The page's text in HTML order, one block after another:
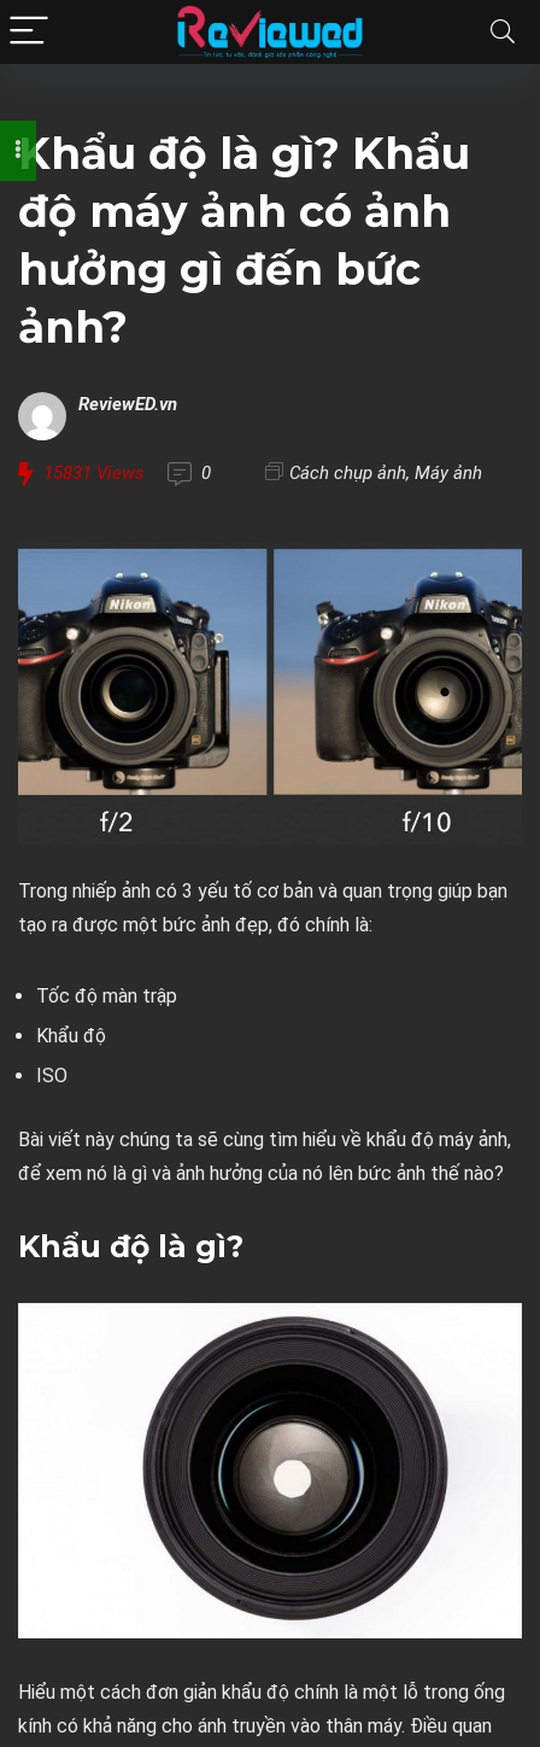
Khẩu độ là gì? Khẩu
độ máy ảnh có ảnh
hưởng gì đến bức
ảnh?
ReviewED.vn
15831 Views 0 Cách chụp ảnh, Máy ảnh
Trong nhiếp ảnh có 3 yếu tố cơ bản và quan trọng giúp bạn
tạo ra được một bức ảnh đẹp, đó chính là:
Tốc độ màn trập
Khẩu độ
ISO
Bài viết này chúng ta sẽ cùng tìm hiểu về khẩu độ máy ảnh,
để xem nó là gì và ảnh hưởng của nó lên bức ảnh thế nào?
Khẩu độ là gì?
Hiểu một cách đơn giản khẩu độ chính là một lỗ trong ống
kính có khả năng cho ánh truyền vào thân máy. Điều quan